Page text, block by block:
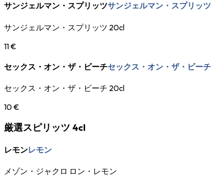
サンジェルマン・スプリッツサンジェルマン・スプリッツ
サンジェルマン・スプリッツ 20cl
11 €
セックス・オン・ザ・ビーチセックス・オン・ザ・ビーチ
セックス・オン・ザ・ビーチ 20cl
10 €
厳選スピリッツ 4cl
レモンレモン
メゾン・ジャクロ ロン・レモン